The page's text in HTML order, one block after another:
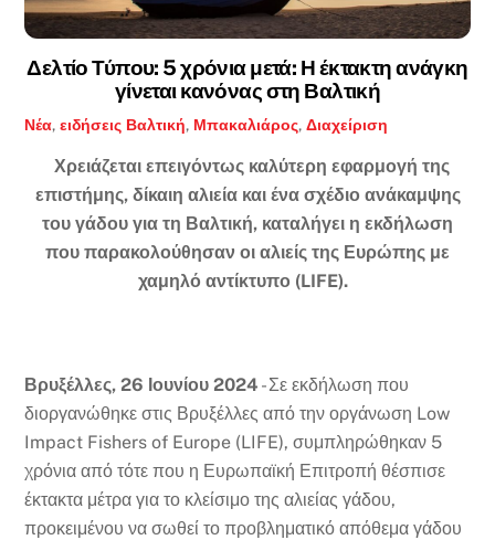
Δελτίο Τύπου: 5 χρόνια μετά: Η έκτακτη ανάγκη
γίνεται κανόνας στη Βαλτική
Νέα,ειδήσεις Βαλτική, Μπακαλιάρος,Διαχείριση
Χρειάζεται επειγόντως καλύτερη εφαρμογή της
επιστήμης, δίκαιη αλιεία και ένα σχέδιο ανάκαμψης
του γάδου για τη Βαλτική, καταλήγει η εκδήλωση
που παρακολούθησαν οι αλιείς της Ευρώπης με
χαμηλό αντίκτυπο (LIFE).
Βρυξέλλες, 26 Ιουνίου 2024 - Σε εκδήλωση που
διοργανώθηκε στις Βρυξέλλες από την οργάνωση Low
Impact Fishers of Europe (LIFE), συμπληρώθηκαν 5
χρόνια από τότε που η Ευρωπαϊκή Επιτροπή θέσπισε
έκτακτα μέτρα για το κλείσιμο της αλιείας γάδου,
προκειμένου να σωθεί το προβληματικό απόθεμα γάδου